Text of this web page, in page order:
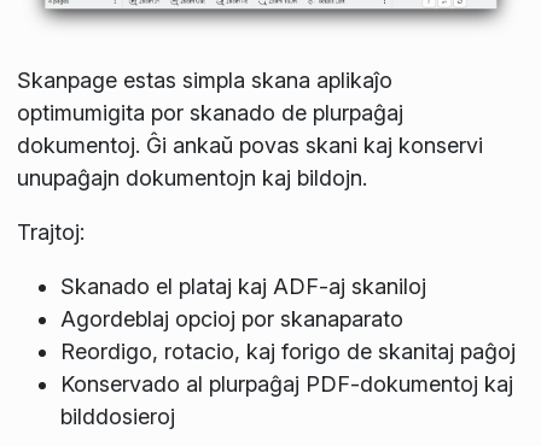
Skanpage estas simpla skana aplikaĵo
optimumigita por skanado de plurpaĝaj
dokumentoj. Ĝi ankaŭ povas skani kaj konservi
unupaĝajn dokumentojn kaj bildojn.
Trajtoj:
Skanado el plataj kaj ADF-aj skaniloj
Agordeblaj opcioj por skanaparato
Reordigo, rotacio, kaj forigo de skanitaj paĝoj
Konservado al plurpaĝaj PDF-dokumentoj kaj
bilddosieroj